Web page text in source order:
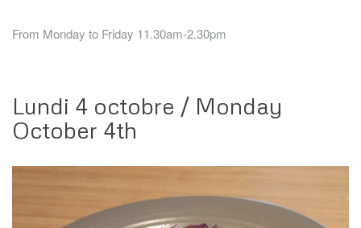
From Monday to Friday 11.30am-2.30pm
Lundi 4 octobre / Monday
October 4th